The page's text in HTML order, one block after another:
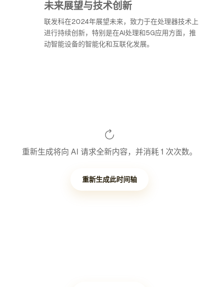
未来展望与技术创新
联发科在2024年展望未来，致力于在处理器技术上
进行持续创新，特别是在AI处理和5G应用方面，推
动智能设备的智能化和互联化发展。
重新生成将向 AI 请求全新内容，并消耗 1 次次数。
重新生成此时间轴